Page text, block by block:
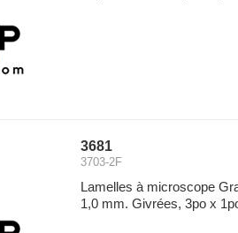
3681
3703-2F
Lamelles à microscope
1,0 mm. Givrées, 3po x